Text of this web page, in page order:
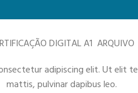
DIGITAL A1 ARQUIVO
adipiscing elit. Ut elit
mattis, pulvinar dapibus leo.